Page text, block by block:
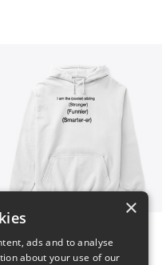
×
ads and to analyse
about your use of our